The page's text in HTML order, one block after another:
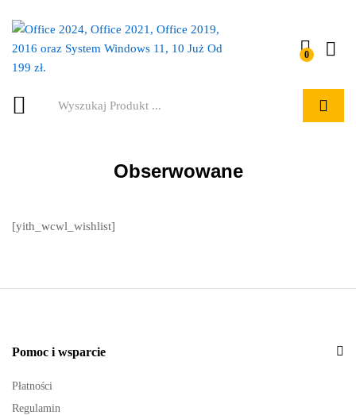
0
Obserwowane
[yith_wcwl_wishlist]
Pomoc i wsparcie
Płatności
Regulamin